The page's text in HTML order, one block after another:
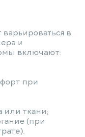
в
и
включают:
при
или ткани;
(при